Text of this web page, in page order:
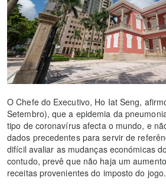
O Chefe do Executivo, Ho Iat Seng,
Setembro), que a epidemia da
tipo de coronavírus afecta o mundo, e
dados precedentes para servir de
difícil avaliar as mudanças económicas
contudo, prevê que não haja um
receitas provenientes do imposto do jogo.